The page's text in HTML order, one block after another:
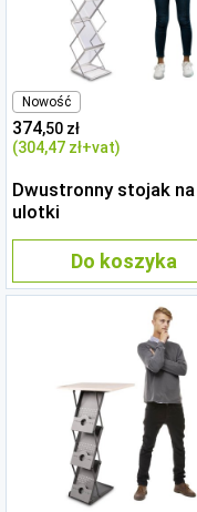
Nowość
374,50 zł
(304,47 zł+vat)
Dwustronny stojak na
ulotki
Do koszyka